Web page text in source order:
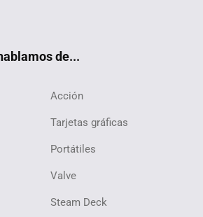
de...
Acción
Tarjetas gráficas
Portátiles
Valve
Steam Deck